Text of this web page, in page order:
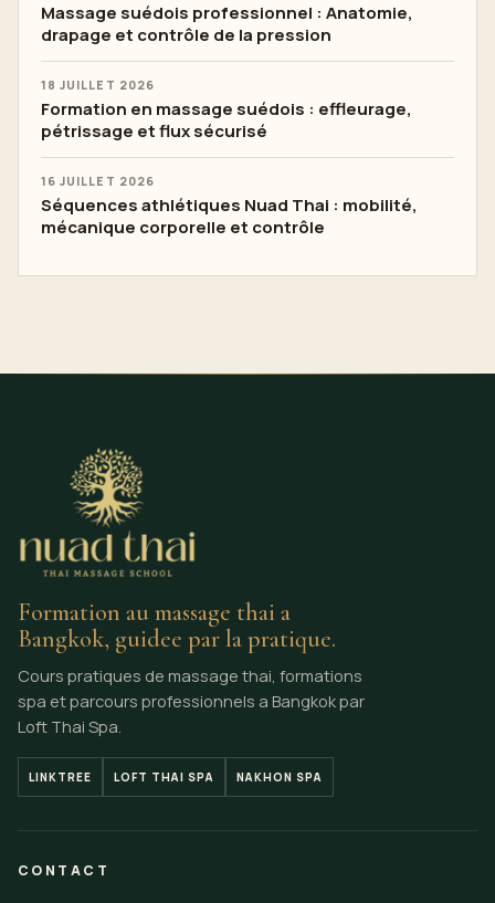
Massage suédois professionnel : Anatomie,
drapage et contrôle de la pression
18 JUILLET 2026
Formation en massage suédois : effleurage,
pétrissage et flux sécurisé
16 JUILLET 2026
Séquences athlétiques Nuad Thai : mobilité,
mécanique corporelle et contrôle
Formation au massage thai a
Bangkok, guidee par la pratique.
Cours pratiques de massage thai, formations
spa et parcours professionnels a Bangkok par
Loft Thai Spa.
LINKTREE LOFT THAI SPA NAKHON SPA
CONTACT